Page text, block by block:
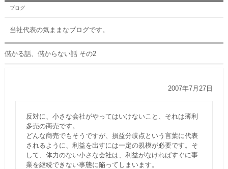
ブログ
当社代表の気ままなブログです。
儲かる話、儲からない話 その2
2007年7月27日
反対に、小さな会社がやってはいけないこと、それは薄利
多売の商売です。
どんな商売でもそうですが、損益分岐点という言葉に代表
されるように、利益を出すには一定の規模が必要です。そ
して、体力のない小さな会社は、利益がなければすぐに事
業を継続できない事態に陥ってしまいます。